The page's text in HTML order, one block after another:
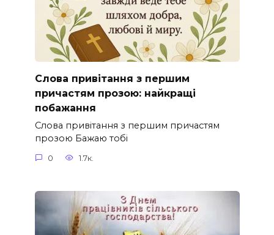
Слова привітання з першим
причастям прозою: найкращі
побажання
Слова привітання з першим причастям
прозою Бажаю тобі
0 1.7к.